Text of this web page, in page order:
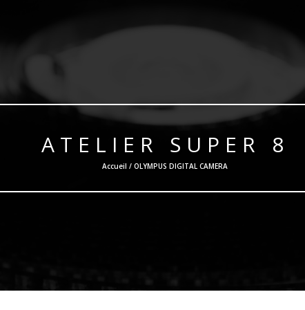
ATELIER SUPER 8
Accueil / OLYMPUS DIGITAL CAMERA